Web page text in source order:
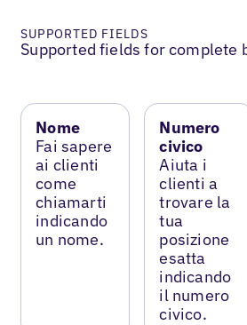
SUPPORTED FIELDS
Supported fields for complete
Nome
Fai sapere
ai clienti
come
chiamarti
indicando
un nome.
Numero
civico
Aiuta i
clienti a
trovare la
tua
posizione
esatta
indicando
il numero
civico.